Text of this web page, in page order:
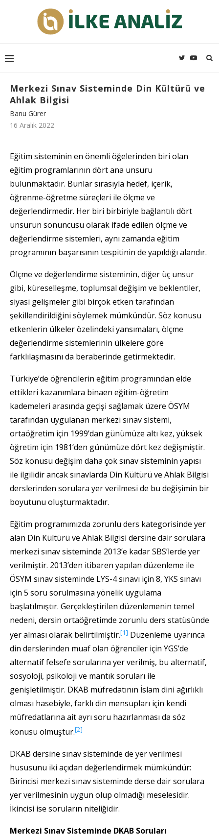
Merkezi Sınav Sisteminde Din Kültürü ve
Ahlak Bilgisi
Banu Gürer
16 Aralık 2022
Eğitim sisteminin en önemli öğelerinden biri olan
eğitim programlarının dört ana unsuru
bulunmaktadır. Bunlar sırasıyla hedef, içerik,
öğrenme-öğretme süreçleri ile ölçme ve
değerlendirmedir. Her biri birbiriyle bağlantılı dört
unsurun sonuncusu olarak ifade edilen ölçme ve
değerlendirme sistemleri, aynı zamanda eğitim
programının başarısının tespitinin de yapıldığı alandır.
Ölçme ve değerlendirme sisteminin, diğer üç unsur
gibi, küreselleşme, toplumsal değişim ve beklentiler,
siyasi gelişmeler gibi birçok etken tarafından
şekillendirildiğini söylemek mümkündür. Söz konusu
etkenlerin ülkeler özelindeki yansımaları, ölçme
değerlendirme sistemlerinin ülkelere göre
farklılaşmasını da beraberinde getirmektedir.
Türkiye’de öğrencilerin eğitim programından elde
ettikleri kazanımlara binaen eğitim-öğretim
kademeleri arasında geçişi sağlamak üzere ÖSYM
tarafından uygulanan merkezi sınav sistemi,
ortaöğretim için 1999’dan günümüze altı kez, yüksek
öğretim için 1981’den günümüze dört kez değişmiştir.
Söz konusu değişim daha çok sınav sisteminin yapısı
ile ilgilidir ancak sınavlarda Din Kültürü ve Ahlak Bilgisi
derslerinden sorulara yer verilmesi de bu değişimin bir
boyutunu oluşturmaktadır.
Eğitim programımızda zorunlu ders kategorisinde yer
alan Din Kültürü ve Ahlak Bilgisi dersine dair sorulara
merkezi sınav sisteminde 2013’e kadar SBS’lerde yer
verilmiştir. 2013’den itibaren yapılan düzenleme ile
ÖSYM sınav sisteminde LYS-4 sınavı için 8, YKS sınavı
için 5 soru sorulmasına yönelik uygulama
başlatılmıştır. Gerçekleştirilen düzenlemenin temel
nedeni, dersin ortaöğretimde zorunlu ders statüsünde
yer alması olarak belirtilmiştir.[1] Düzenleme uyarınca
din derslerinden muaf olan öğrenciler için YGS’de
alternatif felsefe sorularına yer verilmiş, bu alternatif,
sosyoloji, psikoloji ve mantık soruları ile
genişletilmiştir. DKAB müfredatının İslam dini ağırlıklı
olması hasebiyle, farklı din mensupları için kendi
müfredatlarına ait ayrı soru hazırlanması da söz
konusu olmuştur.[2]
DKAB dersine sınav sisteminde de yer verilmesi
hususunu iki açıdan değerlendirmek mümkündür:
Birincisi merkezi sınav sisteminde derse dair sorulara
yer verilmesinin uygun olup olmadığı meselesidir.
İkincisi ise soruların niteliğidir.
Merkezi Sınav Sisteminde DKAB Soruları